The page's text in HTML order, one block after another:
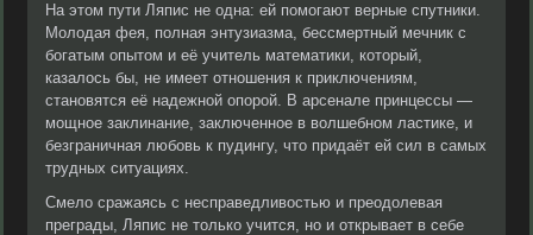
На этом пути Ляпис не одна: ей помогают верные спутники.
Молодая фея, полная энтузиазма, бессмертный мечник с
богатым опытом и её учитель математики, который,
казалось бы, не имеет отношения к приключениям,
становятся её надежной опорой. В арсенале принцессы —
мощное заклинание, заключенное в волшебном ластике, и
безграничная любовь к пудингу, что придаёт ей сил в самых
трудных ситуациях.
Смело сражаясь с несправедливостью и преодолевая
преграды, Ляпис не только учится, но и открывает в себе